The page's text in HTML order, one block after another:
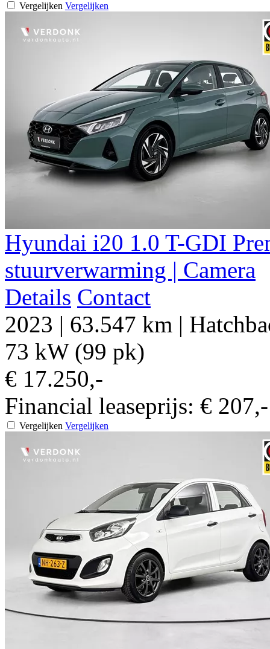
Vergelijken Vergelijken
Hyundai i20 1.0 T-GDI
stuurverwarming | Camera
Details Contact
2023 | 63.547 km |
73 kW (99 pk)
€ 17.250,-
Financial leaseprijs: €
Vergelijken Vergelijken